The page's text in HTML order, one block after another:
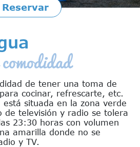
Reservar
de tener una toma de
cocinar, refrescarte, etc.
está situada en la zona verde
de televisión y radio se tolera
23:30 horas con volumen
amarilla donde no se
y TV.